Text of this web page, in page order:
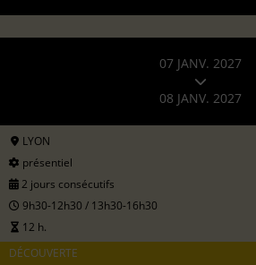
07 JANV. 2027
08 JANV. 2027
LYON
présentiel
2 jours consécutifs
9h30-12h30 / 13h30-16h30
12 h.
DÉCOUVERTE